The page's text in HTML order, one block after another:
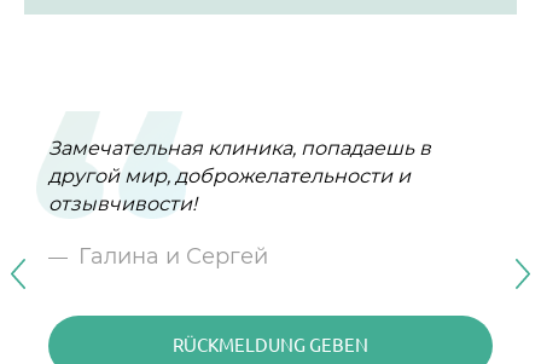
Замечательная клиника, попадаешь в
другой мир, доброжелательности и
отзывчивости!
Галина и Сергей
RÜCKMELDUNG GEBEN
От всего сердца поздравляю клинику ,,
Персона,, с Юбилеем!
RÜCKMELDUNG GEBEN